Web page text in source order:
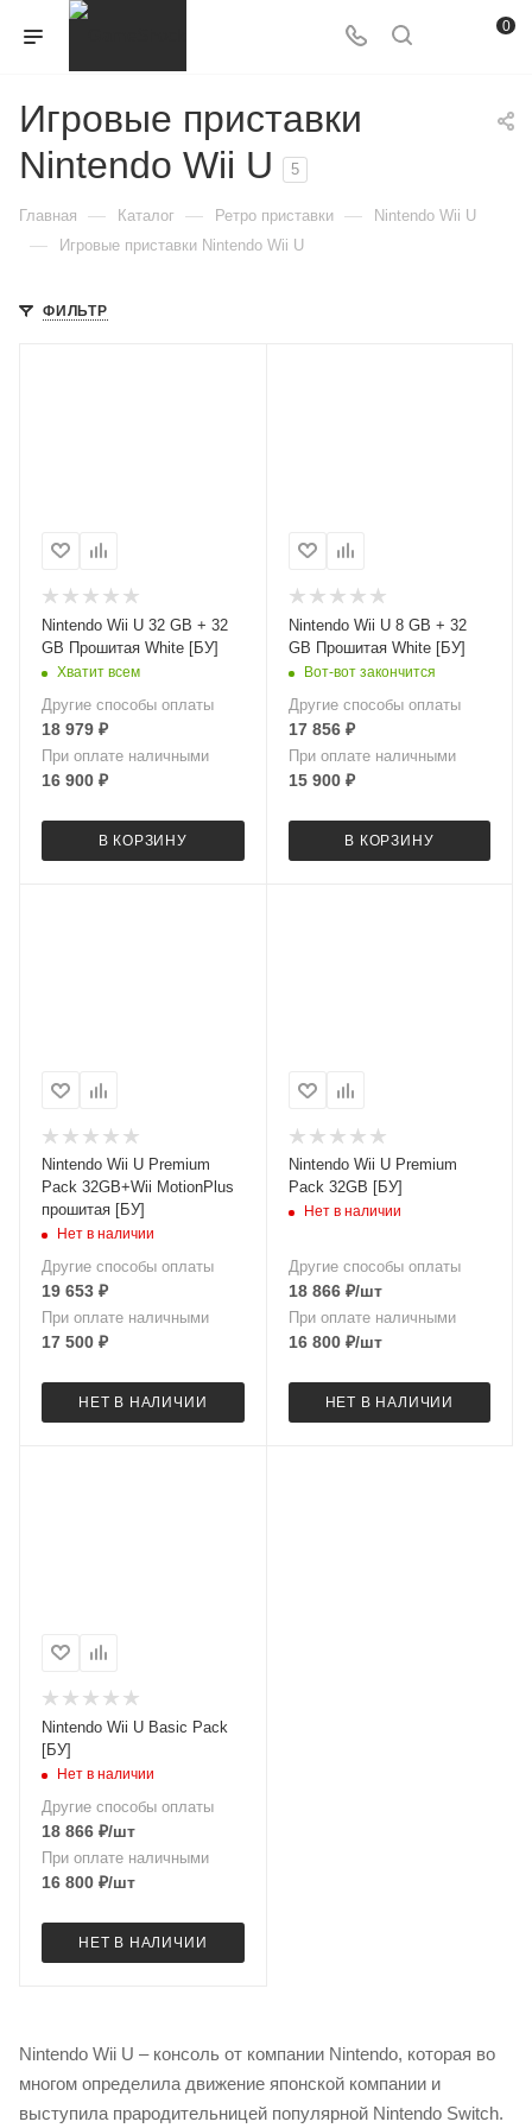
0
Игровые приставки
Nintendo Wii U
5
Главная — Каталог — Ретро приставки — Nintendo Wii U
— Игровые приставки Nintendo Wii U
ФИЛЬТР
Nintendo Wii U 32 GB + 32
GB Прошитая White [БУ]
Хватит всем
Другие способы оплаты
18 979 ₽
При оплате наличными
16 900 ₽
В КОРЗИНУ
Nintendo Wii U 8 GB + 32
GB Прошитая White [БУ]
Вот-вот закончится
Другие способы оплаты
17 856₽
При оплате наличными
15 900₽
В КОРЗИНУ
Nintendo Wii U Premium
Pack 32GB+Wii MotionPlus
прошитая [БУ]
Нет в наличии
Другие способы оплаты
19 653 ₽
При оплате наличными
17 500 ₽
НЕТ В НАЛИЧИИ
Nintendo Wii U Premium
Pack 32GB [БУ]
Нет в наличии
Другие способы оплаты
18 866₽/шт
При оплате наличными
16 800₽/шт
НЕТ В НАЛИЧИИ
Nintendo Wii U Basic Pack
[БУ]
Нет в наличии
Другие способы оплаты
18 866 ₽/шт
При оплате наличными
16 800 ₽/шт
НЕТ В НАЛИЧИИ
Nintendo Wii U – консоль от компании Nintendo, которая во
многом определила движение японской компании и
выступила прародительницей популярной Nintendo Switch.